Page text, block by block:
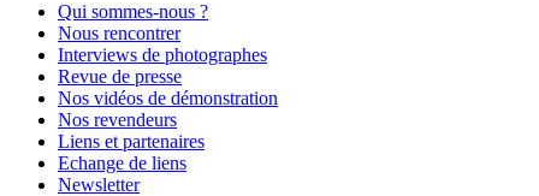
Qui sommes-nous ?
Nous rencontrer
Interviews de photographes
Revue de presse
Nos vidéos de démonstration
Nos revendeurs
Liens et partenaires
Echange de liens
Newsletter